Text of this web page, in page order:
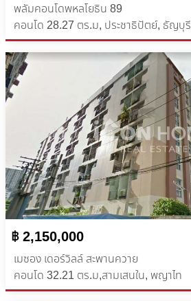
พลัมคอนโดพหลโยธิน 89
คอนโด 28.27 ตร.ม, ประชาธิปัตย์, ธัญบุรี
฿ 2,150,000
เมซอง เดอร์วิลล์ สะพานควาย
คอนโด ​32.21 ตร.ม,สามเสนใน, พญาไท